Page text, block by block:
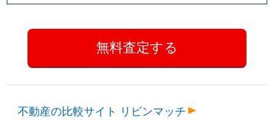
不動産の比較サイト リビンマッチ